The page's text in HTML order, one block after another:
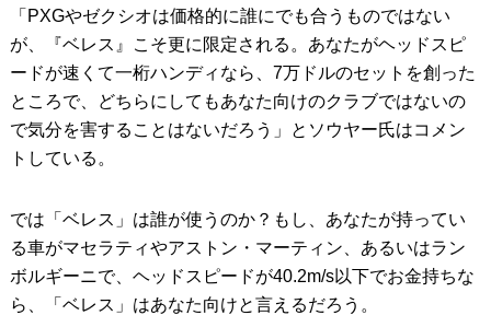
「PXGやゼクシオは価格的に誰にでも合うものではない
が、『ベレス』こそ更に限定される。あなたがヘッドスピ
ードが速くて一桁ハンディなら、7万ドルのセットを創った
ところで、どちらにしてもあなた向けのクラブではないの
で気分を害することはないだろう」とソウヤー氏はコメン
トしている。
では「ベレス」は誰が使うのか？もし、あなたが持ってい
る車がマセラティやアストン・マーティン、あるいはラン
ボルギーニで、ヘッドスピードが40.2m/s以下でお金持ちな
ら、「ベレス」はあなた向けと言えるだろう。